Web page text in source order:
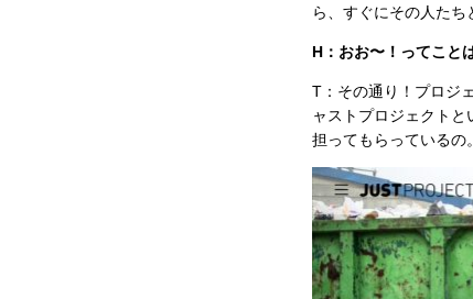
ら、すぐにその人たち
H：おお〜！ってこと
T：その通り！プロジ
ャストプロジェクト
担ってもらっているの。